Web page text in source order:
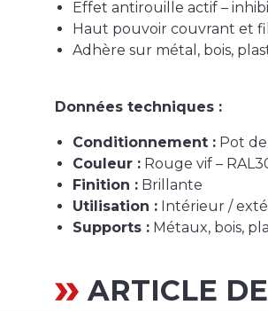
Effet antirouille actif –
Haut pouvoir couvrant et
Adhère sur métal, bois,
Données techniques :
Conditionnement : Pot
Couleur : Rouge vif –
Finition : Brillante
Utilisation : Intérieur /
Supports : Métaux, bois,
ARTICLE